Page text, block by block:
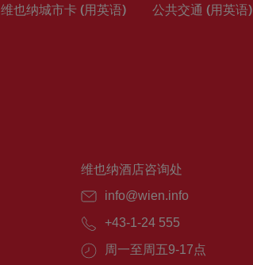
维也纳城市卡 (用英语) 公共交通 (用英语)
维也纳酒店咨询处
info@wien.info
+43-1-24 555
周一至周五9-17点